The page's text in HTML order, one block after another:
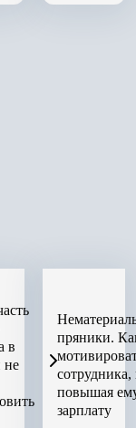
в
не
пряники.
сотрудника,
повышая
зарплату